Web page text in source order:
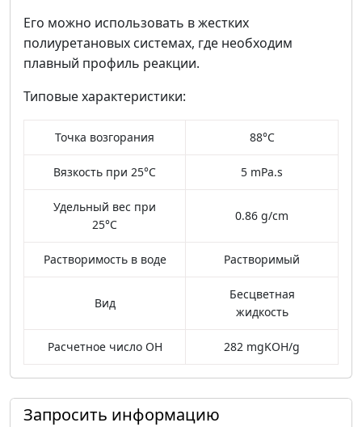
Его можно использовать в жестких
полиуретановых системах, где необходим
плавный профиль реакции.
Типовые характеристики:
Точка возгорания 88°C
Вязкость при 25°C 5 mPa.s
Удельный вес при
25°C
0.86 g/cm
Растворимость в воде Растворимый
Вид
Бесцветная
жидкость
Расчетное число ОН 282 mgKOH/g
Запросить информацию